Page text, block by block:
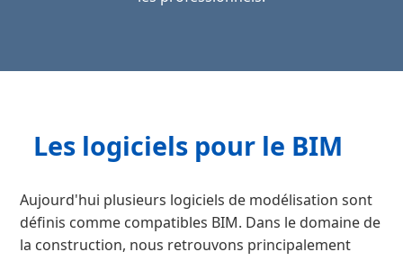
Les logiciels pour le BIM
Aujourd'hui plusieurs logiciels de modélisation sont
définis comme compatibles BIM. Dans le domaine de
la construction, nous retrouvons principalement